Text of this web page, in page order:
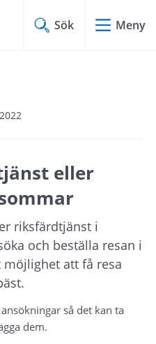
Sök Meny
eller
riksfärdtjänst i
och beställa resan i
att få resa
så det kan ta
dem.